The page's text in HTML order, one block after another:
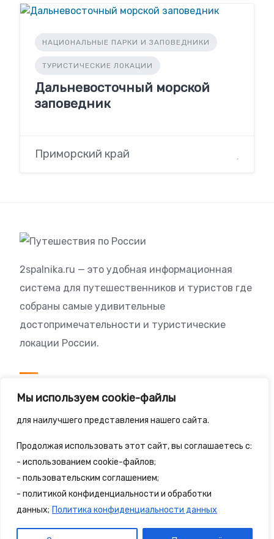
Мы используем cookie-файлы
для наилучшего представления нашего сайта.
Продолжая использовать этот сайт, вы соглашаетесь с:
- использованием cookie-файлов;
- пользовательским соглашением;
- политикой конфиденциальности и обработки
данных; Политика конфиденциальности данных
НАЦИОНАЛЬНЫЕ ПАРКИ И ЗАПОВЕДНИКИ
ТУРИСТИЧЕСКИЕ ЛОКАЦИИ
Дальневосточный морской
заповедник
Приморский край
2spalnika.ru — это удобная информационная
система для путешественников и туристов где
собраны самые удивительные
достопримечательности и туристические
локации России.
© 2025 - 2spalnika.ru Все права защищены.